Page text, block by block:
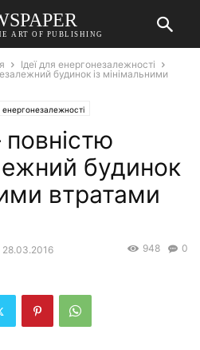
ART OF PUBLISHING
Ідеї для енергонезалежності
будинок із мінімальними
енергонезалежності
будинок
втратами
28.03.2016 0
948